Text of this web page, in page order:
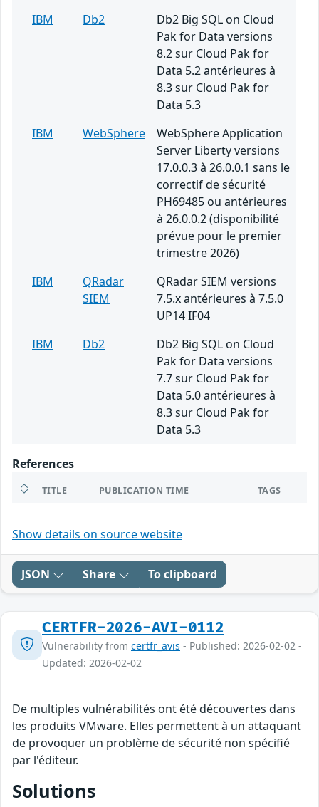
IBM
Db2
Db2 Big SQL on Cloud
Pak for Data versions
8.2 sur Cloud Pak for
Data 5.2 antérieures à
8.3 sur Cloud Pak for
Data 5.3
IBM
WebSphere
WebSphere Application
Server Liberty versions
17.0.0.3 à 26.0.0.1 sans le
correctif de sécurité
PH69485 ou antérieures
à 26.0.0.2 (disponibilité
prévue pour le premier
trimestre 2026)
IBM
QRadar
SIEM
QRadar SIEM versions
7.5.x antérieures à 7.5.0
UP14 IF04
IBM
Db2
Db2 Big SQL on Cloud
Pak for Data versions
7.7 sur Cloud Pak for
Data 5.0 antérieures à
8.3 sur Cloud Pak for
Data 5.3
References
TITLE PUBLICATION TIME TAGS
Show details on source website
JSON Share To clipboard
CERTFR-2026-AVI-0112
Vulnerability from certfr_avis - Published: 2026-02-02 -
Updated: 2026-02-02
De multiples vulnérabilités ont été découvertes dans
les produits VMware. Elles permettent à un attaquant
de provoquer un problème de sécurité non spécifié
par l'éditeur.
Solutions